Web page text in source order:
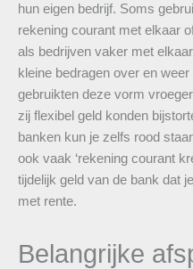
hun eigen bedrijf. Soms
rekening courant met elkaar
als bedrijven vaker met
kleine bedragen over en
gebruikten deze vorm
zij flexibel geld konden
banken kun je zelfs rood
ook vaak ‘rekening courant
tijdelijk geld van de bank dat
met rente.
Belangrijke